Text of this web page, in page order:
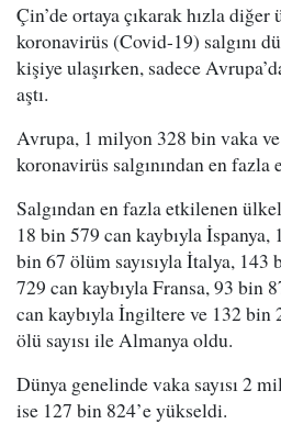
Çin’de ortaya çıkarak hızla
koronavirüs (Covid-19) salgını
kişiye ulaşırken, sadece
aştı.
Avrupa, 1 milyon 328 bin vaka
koronavirüs salgınından en fazla
Salgından en fazla etkilenen
18 bin 579 can kaybıyla İspanya,
bin 67 ölüm sayısıyla İtalya, 143
729 can kaybıyla Fransa, 93 bin
can kaybıyla İngiltere ve 132 bin
ölü sayısı ile Almanya oldu.
Dünya genelinde vaka sayısı 2
ise 127 bin 824’e yükseldi.